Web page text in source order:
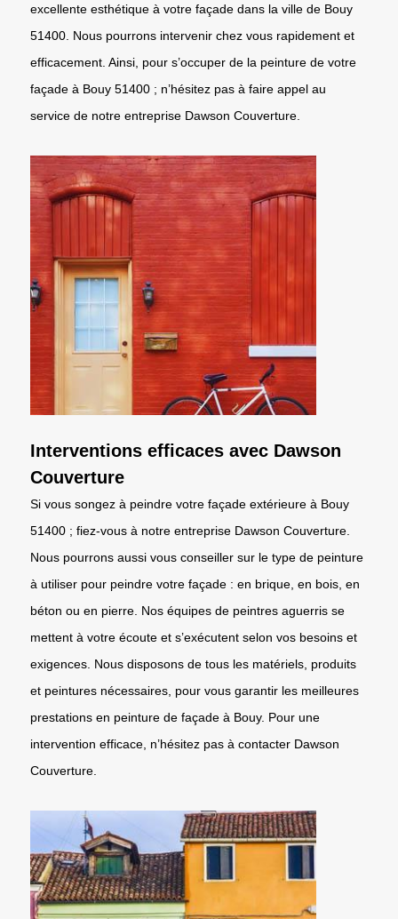
excellente esthétique à votre façade dans la ville de Bouy
51400. Nous pourrons intervenir chez vous rapidement et
efficacement. Ainsi, pour s’occuper de la peinture de votre
façade à Bouy 51400 ; n’hésitez pas à faire appel au
service de notre entreprise Dawson Couverture.
Interventions efficaces avec Dawson
Couverture
Si vous songez à peindre votre façade extérieure à Bouy
51400 ; fiez-vous à notre entreprise Dawson Couverture.
Nous pourrons aussi vous conseiller sur le type de peinture
à utiliser pour peindre votre façade : en brique, en bois, en
béton ou en pierre. Nos équipes de peintres aguerris se
mettent à votre écoute et s’exécutent selon vos besoins et
exigences. Nous disposons de tous les matériels, produits
et peintures nécessaires, pour vous garantir les meilleures
prestations en peinture de façade à Bouy. Pour une
intervention efficace, n’hésitez pas à contacter Dawson
Couverture.